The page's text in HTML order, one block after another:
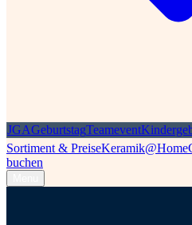
JGAGeburtstagTeamevent
Sortiment & PreiseKeramik@Home
buchen